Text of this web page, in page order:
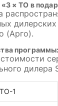
× ТО в
(Арго).
программы:
дилера
ТО-1